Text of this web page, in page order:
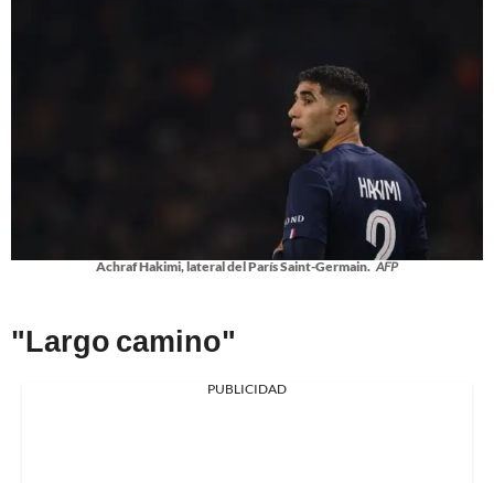
Achraf Hakimi, lateral del París Saint-Germain. AFP
"Largo camino"
PUBLICIDAD